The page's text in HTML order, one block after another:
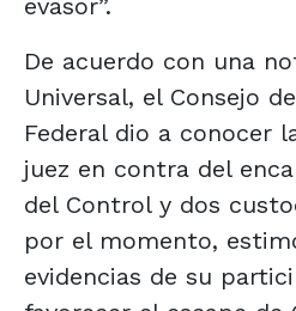
De acuerdo con una
Universal, el Consejo
Federal dio a conocer
juez en contra del
del Control y dos
por el momento,
evidencias de su